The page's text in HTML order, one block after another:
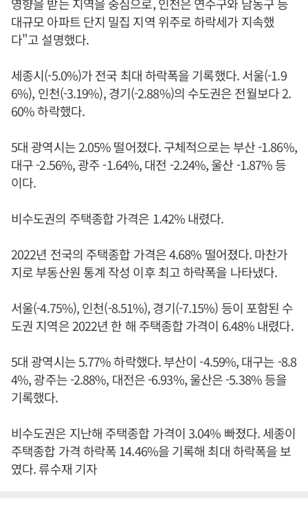
대규모 아파트 단지 밀집 지역 위주로 하락세가 지속했
다"고 설명했다.
세종시(-5.0%)가 전국 최대 하락폭을 기록했다. 서울(-1.9
6%), 인천(-3.19%), 경기(-2.88%)의 수도권은 전월보다 2.
60% 하락했다.
5대 광역시는 2.05% 떨어졌다. 구체적으로는 부산 -1.86%,
대구 -2.56%, 광주 -1.64%, 대전 -2.24%, 울산 -1.87% 등
이다.
비수도권의 주택종합 가격은 1.42% 내렸다.
2022년 전국의 주택종합 가격은 4.68% 떨어졌다. 마찬가
지로 부동산원 통계 작성 이후 최고 하락폭을 나타냈다.
서울(-4.75%), 인천(-8.51%), 경기(-7.15%) 등이 포함된 수
도권 지역은 2022년 한 해 주택종합 가격이 6.48% 내렸다.
5대 광역시는 5.77% 하락했다. 부산이 -4.59%, 대구는 -8.8
4%, 광주는 -2.88%, 대전은 -6.93%, 울산은 -5.38% 등을
기록했다.
비수도권은 지난해 주택종합 가격이 3.04% 빠졌다. 세종이
주택종합 가격 하락폭 14.46%을 기록해 최대 하락폭을 보
였다. 류수재 기자